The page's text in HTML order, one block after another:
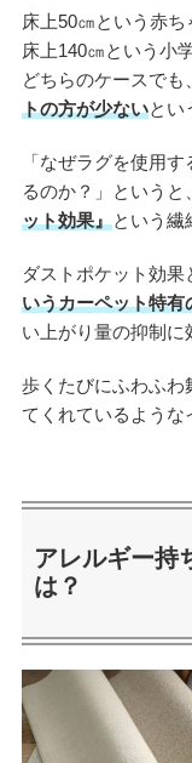
床上50㎝という赤ち
床上140㎝という小
どちらのケースで
トの方が少ないとい
「なぜラグを使用
るのか？」という
ット効果』という繊
ダストポケット効果
いうカーペット特有
い上がり量の抑制に
歩くたびにふわふわ
てくれているような
アレルギー持
は？